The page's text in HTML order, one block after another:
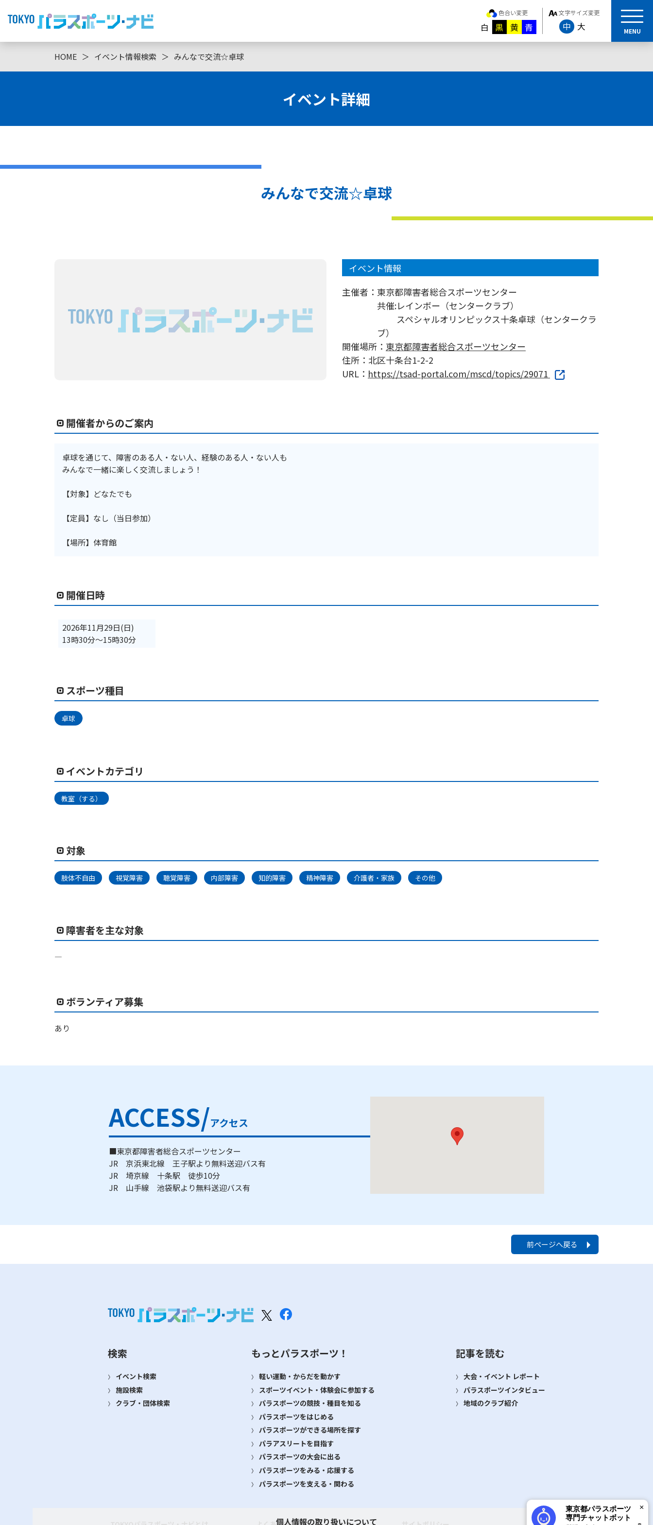
色合い変更
白 黒 黄 青
文字サイズ変更
中 大 MENU
HOME ＞ イベント情報検索 ＞ みんなで交流☆卓球
イベント詳細
みんなで交流☆卓球
イベント情報
主催者： 東京都障害者総合スポーツセンター
共催:レインボー（センタークラブ）
スペシャルオリンピックス十条卓球（センタークラ
ブ）
開催場所： 東京都障害者総合スポーツセンター
住所： 北区十条台1-2-2
URL： https://tsad-portal.com/mscd/topics/29071
開催者からのご案内
卓球を通じて、障害のある人・ない人、経験のある人・ない人も
みんなで一緒に楽しく交流しましょう！
【対象】どなたでも
【定員】なし（当日参加）
【場所】体育館
開催日時
2026年11月29日(日)
13時30分〜15時30分
スポーツ種目
卓球
イベントカテゴリ
教室（する）
対象
肢体不自由 視覚障害 聴覚障害 内部障害 知的障害 精神障害 介護者・家族 その他
障害者を主な対象
―
ボランティア募集
あり
ACCESS/アクセス
■東京都障害者総合スポーツセンター
JR 京浜東北線 王子駅より無料送迎バス有
JR 埼京線 十条駅 徒歩10分
JR 山手線 池袋駅より無料送迎バス有
前ページへ戻る
検索
イベント検索
施設検索
クラブ・団体検索
もっとパラスポーツ！
軽い運動・からだを動かす
スポーツイベント・体験会に参加する
パラスポーツの競技・種目を知る
パラスポーツをはじめる
パラスポーツができる場所を探す
パラアスリートを目指す
パラスポーツの大会に出る
パラスポーツをみる・応援する
パラスポーツを支える・関わる
記事を読む
大会・イベント レポート
パラスポーツインタビュー
地域のクラブ紹介
個人情報の取り扱いについて
東京都パラスポーツ
専門チャットボット
×